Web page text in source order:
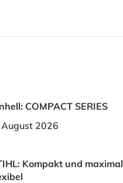
COMPACT SERIES
August 2026
Kompakt und maximal